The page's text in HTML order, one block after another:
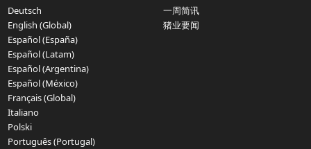
Deutsch
English (Global)
Español (España)
Español (Latam)
Español (Argentina)
Español (México)
Français (Global)
Italiano
Polski
Português (Portugal)
一周简讯
猪业要闻